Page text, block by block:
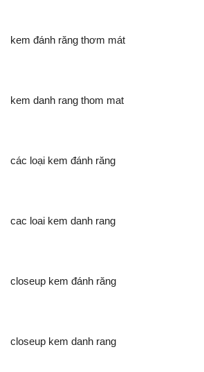
kem đánh răng thơm mát
kem danh rang thom mat
các loại kem đánh răng
cac loai kem danh rang
closeup kem đánh răng
closeup kem danh rang